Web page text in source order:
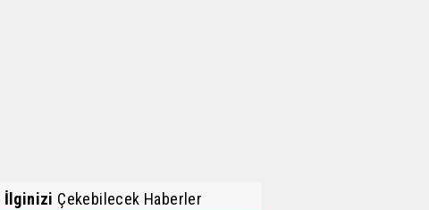
İlginizi Çekebilecek Haberler